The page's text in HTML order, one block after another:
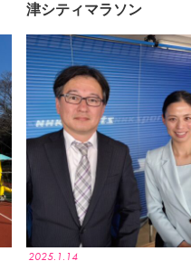
津シティマラソン
2025.1.14